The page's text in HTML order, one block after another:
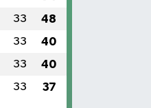
33 48
33 40
33 40
33 37